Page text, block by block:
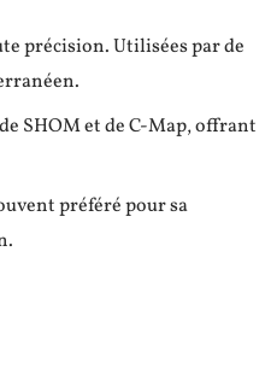
précision. Utilisées par de
SHOM et de C-Map, offrant
préféré pour sa